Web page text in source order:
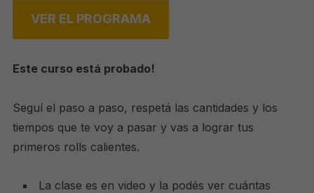
VER EL PROGRAMA
Este curso está probado!
Seguí el paso a paso, respetá las cantidades y los
tiempos que te voy a pasar y vas a lograr tus
primeros rolls calientes.
La clase es en video y la podés ver cuántas